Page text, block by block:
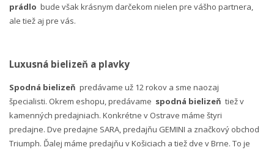
prádlo bude však krásnym darčekom nielen pre vášho partnera,
ale tiež aj pre vás.
Luxusná bielizeň a plavky
Spodná bielizeň predávame už 12 rokov a sme naozaj
špecialisti. Okrem eshopu, predávame spodná bielizeň tiež v
kamenných predajniach. Konkrétne v Ostrave máme štyri
predajne. Dve predajne SARA, predajňu GEMINI a značkový obchod
Triumph. Ďalej máme predajňu v Košiciach a tiež dve v Brne. To je